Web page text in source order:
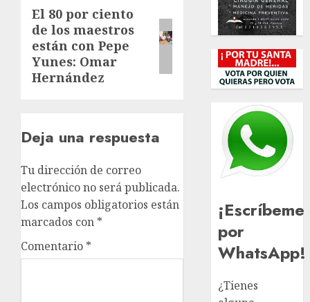
Siguiente
entrada:
El 80 por ciento
de los maestros
están con Pepe
Yunes: Omar
Hernández
Deja una respuesta
Tu dirección de correo
electrónico no será publicada.
Los campos obligatorios están
marcados con *
Comentario *
¡Escríbeme
por
WhatsApp!
¿Tienes